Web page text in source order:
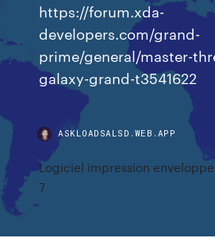
https://forum.xda-
developers.com/grand-
prime/general/master-
galaxy-grand-t3541622
ASKLOADSALSD.WEB.APP
Logiciel impression
7